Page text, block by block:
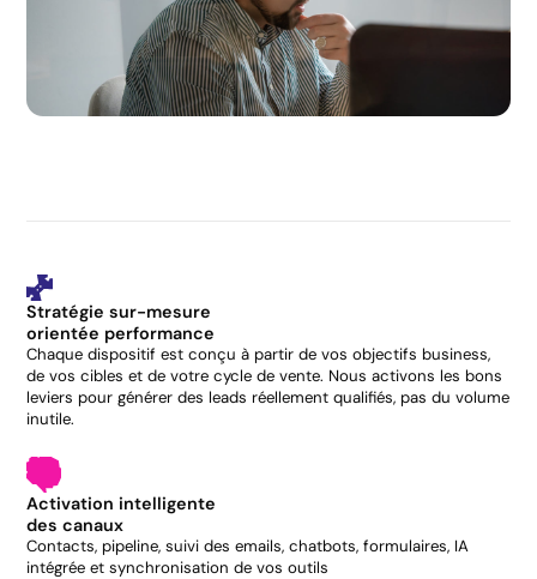
Stratégie sur-mesure
orientée performance
Chaque dispositif est conçu à partir de vos objectifs business,
de vos cibles et de votre cycle de vente. Nous activons les bons
leviers pour générer des leads réellement qualifiés, pas du volume
inutile.
Activation intelligente
des canaux
Contacts, pipeline, suivi des emails, chatbots, formulaires, IA
intégrée et synchronisation de vos outils